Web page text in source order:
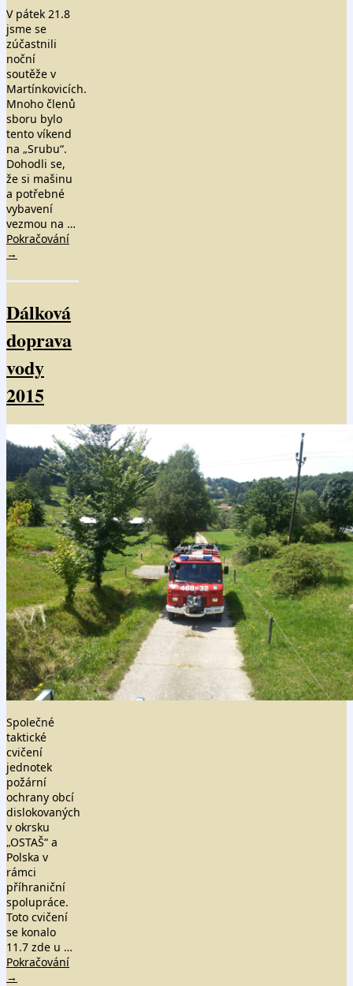
V pátek 21.8
jsme se
zúčastnili
noční
soutěže v
Martínkovicích.
Mnoho členů
sboru bylo
tento víkend
na „Srubu“.
Dohodli se,
že si mašinu
a potřebné
vybavení
vezmou na …
Pokračování
→
Dálková
doprava
vody
2015
Společné
taktické
cvičení
jednotek
požární
ochrany obcí
dislokovaných
v okrsku
„OSTAŠ“ a
Polska v
rámci
příhraniční
spolupráce.
Toto cvičení
se konalo
11.7 zde u …
Pokračování
→